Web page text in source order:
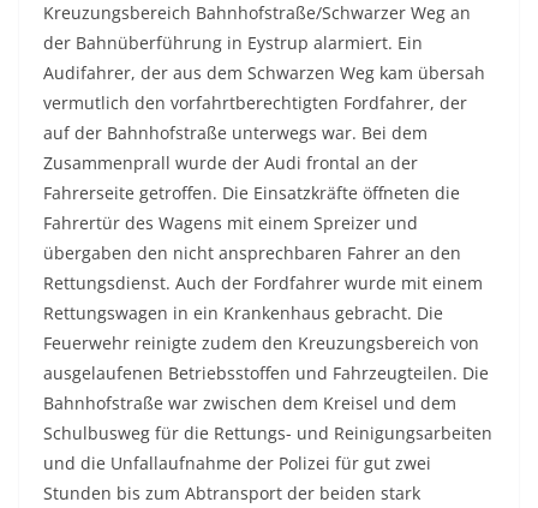
Kreuzungsbereich Bahnhofstraße/Schwarzer Weg an
der Bahnüberführung in Eystrup alarmiert. Ein
Audifahrer, der aus dem Schwarzen Weg kam übersah
vermutlich den vorfahrtberechtigten Fordfahrer, der
auf der Bahnhofstraße unterwegs war. Bei dem
Zusammenprall wurde der Audi frontal an der
Fahrerseite getroffen. Die Einsatzkräfte öffneten die
Fahrertür des Wagens mit einem Spreizer und
übergaben den nicht ansprechbaren Fahrer an den
Rettungsdienst. Auch der Fordfahrer wurde mit einem
Rettungswagen in ein Krankenhaus gebracht. Die
Feuerwehr reinigte zudem den Kreuzungsbereich von
ausgelaufenen Betriebsstoffen und Fahrzeugteilen. Die
Bahnhofstraße war zwischen dem Kreisel und dem
Schulbusweg für die Rettungs- und Reinigungsarbeiten
und die Unfallaufnahme der Polizei für gut zwei
Stunden bis zum Abtransport der beiden stark